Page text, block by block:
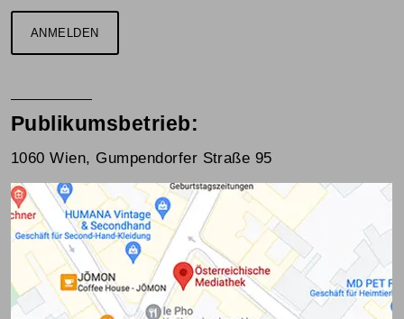
ANMELDEN
Publikumsbetrieb:
1060 Wien, Gumpendorfer Straße 95